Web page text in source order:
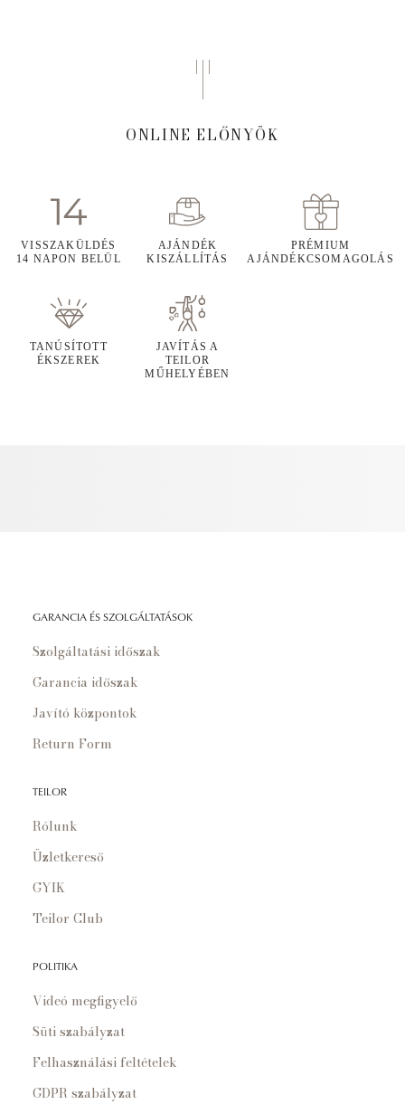
ONLINE ELŐNYÖK
VISSZAKÜLDÉS
14 NAPON BELÜL
AJÁNDÉK
KISZÁLLÍTÁS
PRÉMIUM
AJÁNDÉKCSOMAGOLÁS
TANÚSÍTOTT
ÉKSZEREK
JAVÍTÁS A
TEILOR
MŰHELYÉBEN
GARANCIA ÉS SZOLGÁLTATÁSOK
Szolgáltatási időszak
Garancia időszak
Javító központok
Return Form
TEILOR
Rólunk
Üzletkereső
GYIK
Teilor Club
POLITIKA
Videó megfigyelő
Süti szabályzat
Felhasználási feltételek
GDPR szabályzat